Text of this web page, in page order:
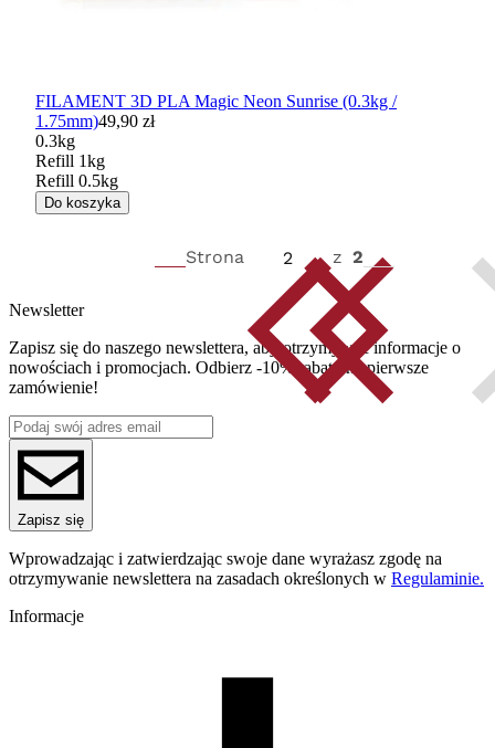
FILAMENT 3D PLA Magic Neon Sunrise (0.3kg /
1.75mm)49,90 zł
0.3kg
Refill 1kg
Refill 0.5kg
Do koszyka
Strona z 2
Newsletter
Zapisz się do naszego newslettera, aby otrzymywać informacje o
nowościach i promocjach. Odbierz -10% rabatu na pierwsze
zamówienie!
Zapisz się
Wprowadzając i zatwierdzając swoje dane wyrażasz zgodę na
otrzymywanie newslettera na zasadach określonych w Regulaminie.
Informacje